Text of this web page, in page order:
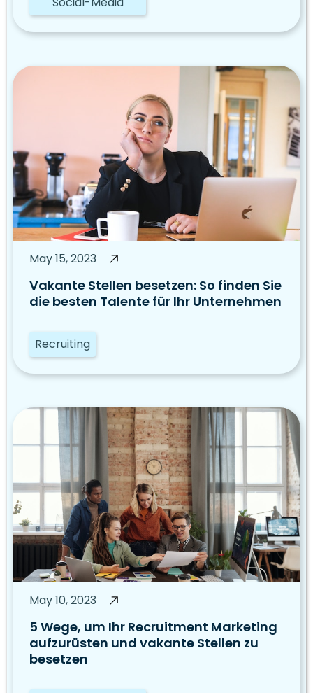
May 15, 2023
Vakante Stellen besetzen: So finden Sie
die besten Talente für Ihr Unternehmen
Recruiting
May 10, 2023
5 Wege, um Ihr Recruitment Marketing
aufzurüsten und vakante Stellen zu
besetzen